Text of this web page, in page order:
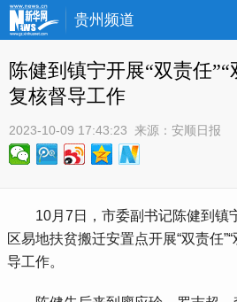
贵州频道
陈健到镇宁开展“双责任
复核督导工作
2023-10-09 17:43:23 来源： 安顺日报
10月7日，市委副书记陈健到镇
区易地扶贫搬迁安置点开展“双责任
导工作。